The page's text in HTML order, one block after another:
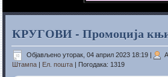
КРУГОВИ - Промоција
Објављено уторак, 04 април 2023 18:19
Штампа
Ел. пошта | Погодака: 1319